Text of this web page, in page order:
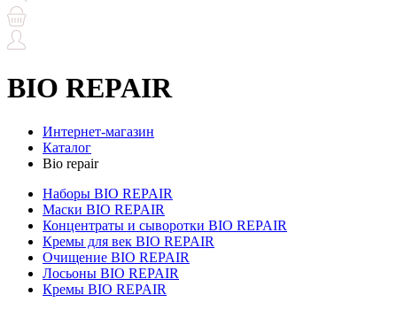
BIO REPAIR
Интернет-магазин
Каталог
Bio repair
Наборы BIO REPAIR
Маски BIO REPAIR
Концентраты и сыворотки BIO REPAIR
Кремы для век BIO REPAIR
Очищение BIO REPAIR
Лосьоны BIO REPAIR
Кремы BIO REPAIR